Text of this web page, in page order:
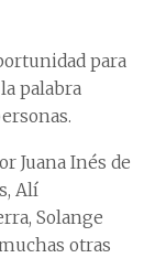
para
palabra
Juana Inés de
Alí
Solange
otras